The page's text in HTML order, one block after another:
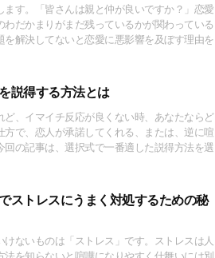
す。「皆さんは親と仲が良いですか？」恋愛
だかまりがまだ残っているかが関わっている
解決してないと恋愛に悪影響を及ぼす理由を
説得する方法とは
、イマイチ反応が良くない時、あなたならど
で、恋人が承諾してくれる、または、逆に喧
の記事は、選択式で一番適した説得方法を選
ストレスにうまく対処するための秘
ないものは「ストレス」です。ストレスは人